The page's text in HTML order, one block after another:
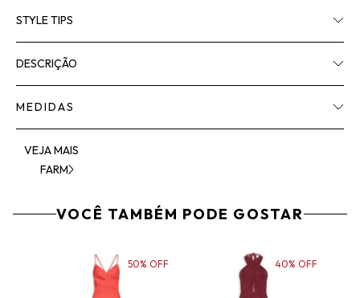
STYLE TIPS
DESCRIÇÃO
MEDIDAS
VEJA MAIS
FARM
VOCÊ TAMBÉM PODE GOSTAR
50% OFF 40% OFF